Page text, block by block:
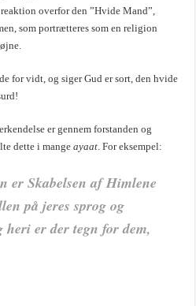
overfor den ”Hvide Mand”,
som portrætteres som en religion
for vidt, og siger Gud er sort, den hvide
er gennem forstanden og
dette i mangeayaat. For eksempel:
er Skabelsen af Himlene
på jeres sprog og
heri er der tegn for dem,